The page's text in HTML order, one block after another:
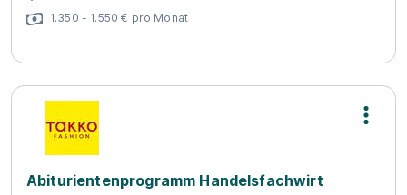
1.350 - 1.550 € pro Monat
Abiturientenprogramm Handelsfachwirt